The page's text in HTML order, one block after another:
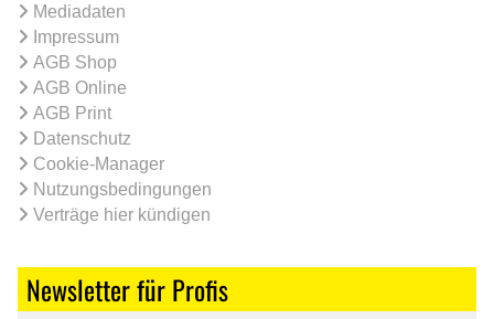
Mediadaten
Impressum
AGB Shop
AGB Online
AGB Print
Datenschutz
Cookie-Manager
Nutzungsbedingungen
Verträge hier kündigen
Newsletter für Profis